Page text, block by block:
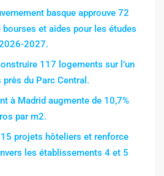
basque approuve 72
bourses et aides pour les études
2027.
117 logements sur l’un
du Parc Central.
à Madrid augmente de 10,7%
par m2.
projets hôteliers et renforce
les établissements 4 et 5